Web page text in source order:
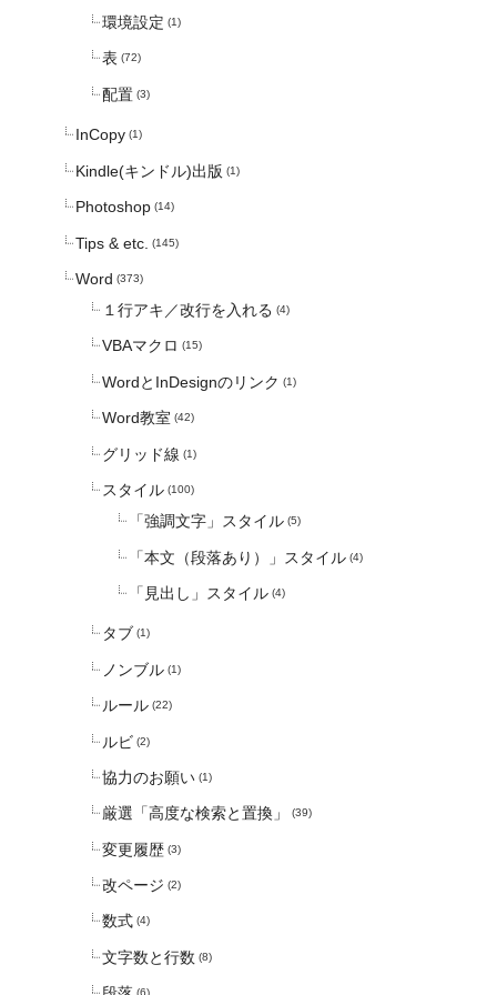
環境設定 (1)
表 (72)
配置 (3)
InCopy (1)
Kindle(キンドル)出版 (1)
Photoshop (14)
Tips & etc. (145)
Word (373)
１行アキ／改行を入れる (4)
VBAマクロ (15)
WordとInDesignのリンク (1)
Word教室 (42)
グリッド線 (1)
スタイル (100)
「強調文字」スタイル (5)
「本文（段落あり）」スタイル (4)
「見出し」スタイル (4)
タブ (1)
ノンブル (1)
ルール (22)
ルビ (2)
協力のお願い (1)
厳選「高度な検索と置換」 (39)
変更履歴 (3)
改ページ (2)
数式 (4)
文字数と行数 (8)